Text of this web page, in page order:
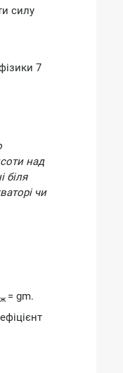
силу
7
над
біля
чи
= gm.